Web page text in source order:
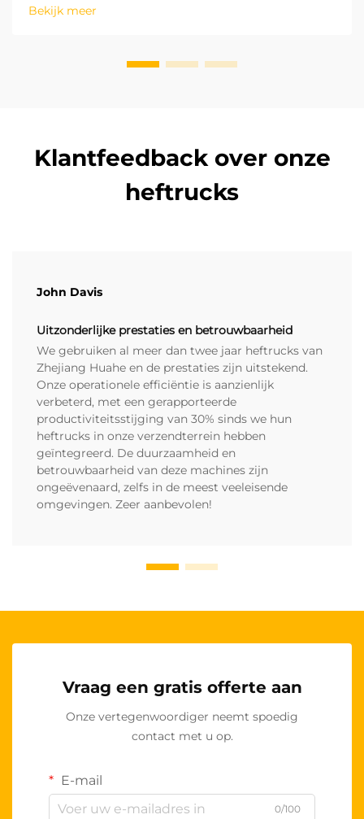
ervaring met projecten ter plaatse in verschillende
Bekijk meer
Klantfeedback over onze
heftrucks
John Davis
Uitzonderlijke prestaties en betrouwbaarheid
We gebruiken al meer dan twee jaar heftrucks van
Zhejiang Huahe en de prestaties zijn uitstekend.
Onze operationele efficiëntie is aanzienlijk
verbeterd, met een gerapporteerde
productiviteitsstijging van 30% sinds we hun
heftrucks in onze verzendterrein hebben
geïntegreerd. De duurzaamheid en
betrouwbaarheid van deze machines zijn
ongeëvenaard, zelfs in de meest veeleisende
omgevingen. Zeer aanbevolen!
Vraag een gratis offerte aan
Onze vertegenwoordiger neemt spoedig
contact met u op.
E-mail
0/100